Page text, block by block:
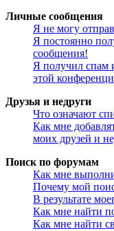
Личные сообщения
Я не могу
Я постоянно
сообщения!
Я получил спам
этой
Друзья и недруги
Что означают
Как мне
моих друзей и
Поиск по форумам
Как мне
Почему мой
В результате
Как мне найти
Как мне найти